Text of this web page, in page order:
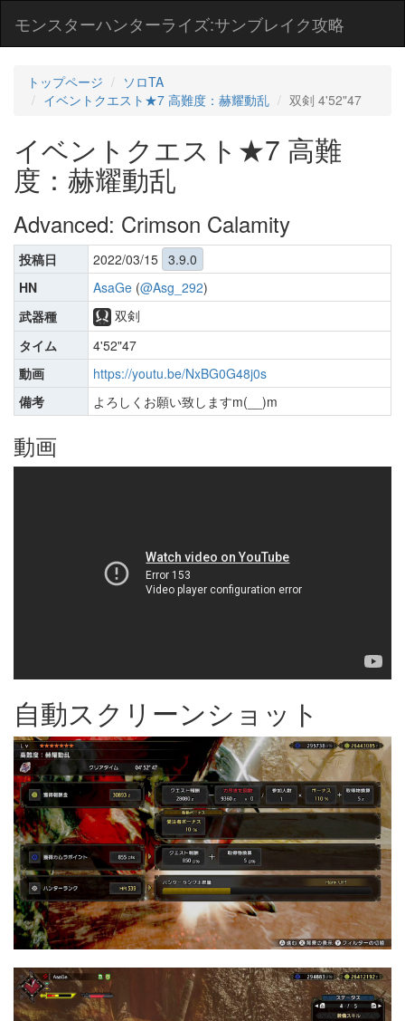
モンスターハンターライズ:サンブレイク攻略
トップページ
ソロTA
イベントクエスト★7 高難度：赫耀動乱
双剣 4'52"47
イベントクエスト★7 高難
度：赫耀動乱
Advanced: Crimson Calamity
投稿日 2022/03/15 3.9.0
HN
AsaGe (@Asg_292)
武器種
双剣
タイム
4'52"47
動画
https://youtu.be/NxBG0G48j0s
備考
よろしくお願い致しますm(__)m
動画
自動スクリーンショット